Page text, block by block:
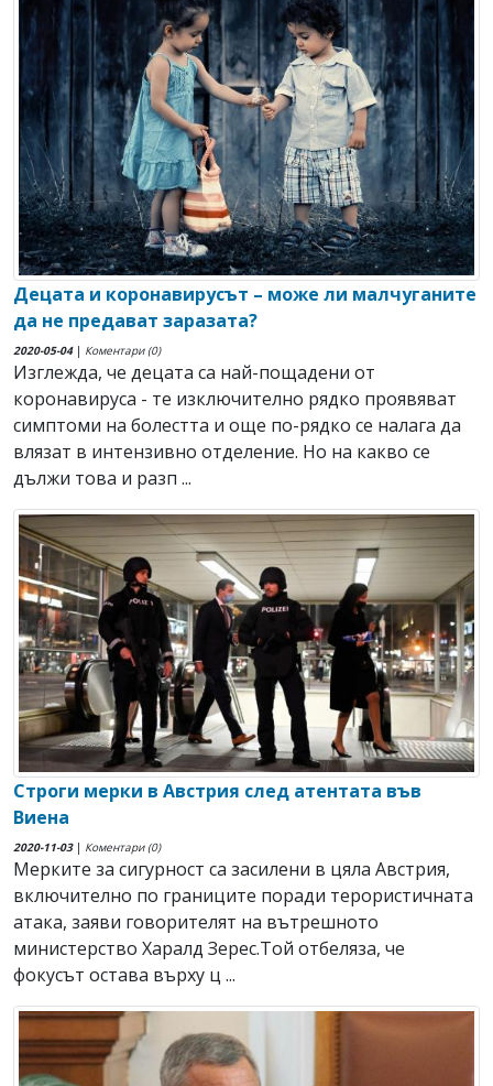
Децата и коронавирусът – може ли малчуганите
да не предават заразата?
2020-05-04| Коментари (0)
Изглежда, че децата са най-пощадени от
коронавируса - те изключително рядко проявяват
симптоми на болестта и още по-рядко се налага да
влязат в интензивно отделение. Но на какво се
дължи това и разп ...
Строги мерки в Австрия след атентата във
Виена
2020-11-03| Коментари (0)
Мерките за сигурност са засилени в цяла Австрия,
включително по границите поради терористичната
атака, заяви говорителят на вътрешното
министерство Харалд Зерес.Той отбеляза, че
фокусът остава върху ц ...